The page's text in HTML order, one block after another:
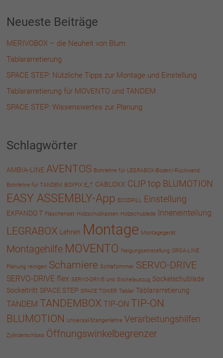
Neueste Beiträge
MERIVOBOX – die Neuheit von Blum
Tablararretierung
SPACE STEP: Nützliche Tipps zur Montage und Einstellung
Tablararretierung für MOVENTO und TANDEM
SPACE STEP: Wissenswertes zur Planung
Schlagwörter
AMBIA-LINE AVENTOS Bohrlehre für LEGRABOX-Boden/-Rückwand
Bohrlehre für TANDEM BOXFIX E_T CABLOXX CLIP top BLUMOTION
EASY ASSEMBLY-App ECODRILL Einstellung
EXPANDO T Flaschenset Holzschubkasten Holzschublade Inneneinteilung
LEGRABOX Lehren Montage Montagegerät
Montagehilfe MOVENTO Neigungseinstellung ORGA-LINE
Planung reinigen Scharniere Schlafzimmer SERVO-DRIVE
SERVO-DRIVE flex SERVO-DRIVE uno Sockelauszug Sockelschublade
Sockeltritt SPACE STEP SPACE TOWER Tablar Tablararretierung
TANDEM TANDEMBOX TIP-ON TIP-ON
BLUMOTION Universal-Stangenlehre Verarbeitungshilfen
Zylinderschloss Öffnungswinkelbegrenzer